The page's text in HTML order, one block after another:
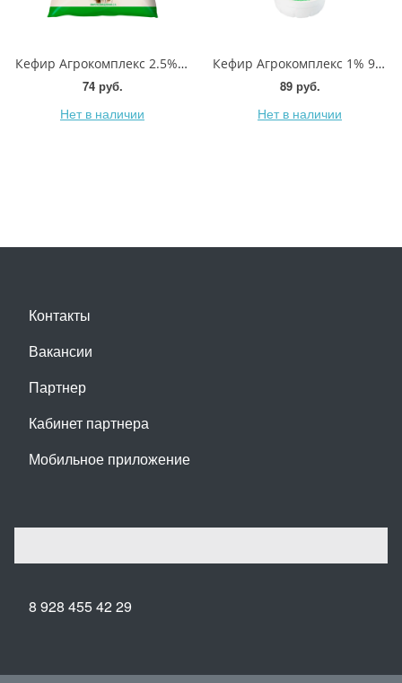
Кефир Агрокомплекс 2.5% 900мл
74 руб.
Нет в наличии
Кефир Агрокомплекс 1% 900мл
89 руб.
Нет в наличии
Контакты
Вакансии
Партнер
Кабинет партнера
Мобильное приложение
8 928 455 42 29